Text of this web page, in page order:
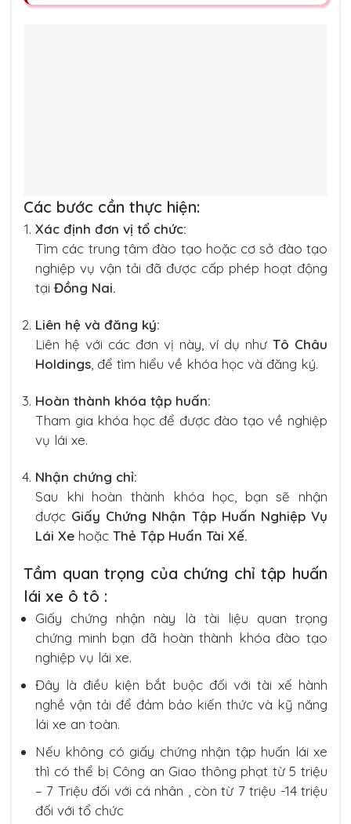
Các bước cần thực hiện:
Xác định đơn vị tổ chức:
Tìm các trung tâm đào tạo hoặc cơ sở đào tạo
nghiệp vụ vận tải đã được cấp phép hoạt động
tại Đồng Nai.
Liên hệ và đăng ký:
Liên hệ với các đơn vị này, ví dụ như Tô Châu
Holdings , để tìm hiểu về khóa học và đăng ký.
Hoàn thành khóa tập huấn:
Tham gia khóa học để được đào tạo về nghiệp
vụ lái xe.
Nhận chứng chỉ:
Sau khi hoàn thành khóa học, bạn sẽ nhận
được Giấy Chứng Nhận Tập Huấn Nghiệp Vụ
Lái Xe hoặc Thẻ Tập Huấn Tài Xế.
Tầm quan trọng của chứng chỉ tập huấn
lái xe ô tô :
Giấy chứng nhận này là tài liệu quan trọng
chứng minh bạn đã hoàn thành khóa đào tạo
nghiệp vụ lái xe.
Đây là điều kiện bắt buộc đối với tài xế hành
nghề vận tải để đảm bảo kiến thức và kỹ năng
lái xe an toàn.
Nếu không có giấy chứng nhận tập huấn lái xe
thì có thể bị Công an Giao thông phạt từ 5 triệu
– 7 Triệu đối với cá nhân , còn từ 7 triệu -14 triệu
đối với tổ chức